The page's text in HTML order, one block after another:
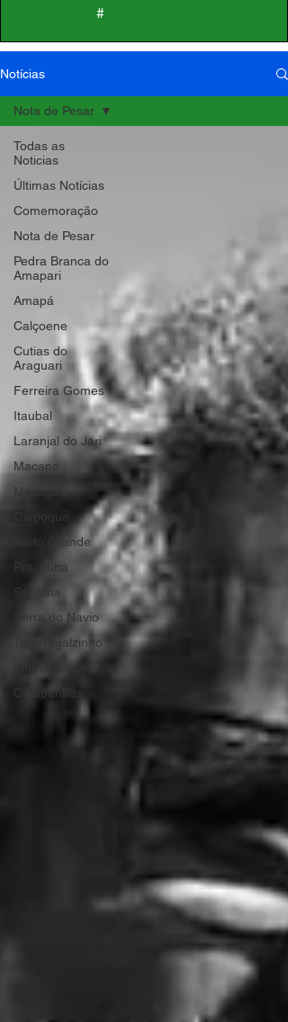
#
Notícias
Todas as
Noticias
Últimas Notícias
Comemoração
Nota de Pesar
Pedra Branca do
Amapari
Amapá
Calçoene
Cutias do
Araguari
Ferreira Gomes
Itaubal
Laranjal do Jari
Macapá
Oiapoque
Porto Grande
Pracuúba
Santana
Serra do Navio
Tartarugalzinho
Campanhas
Nota de Pesar